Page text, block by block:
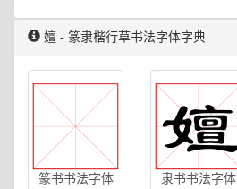
嬗 - 篆隶楷行草书法字体字典
篆书书法字体
隶书书法字体